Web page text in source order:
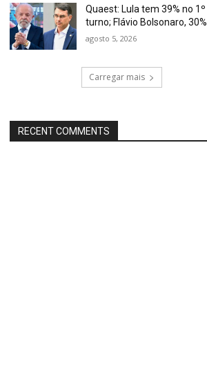
Quaest: Lula tem 39% no 1º
turno; Flávio Bolsonaro, 30%
agosto 5, 2026
Carregar mais
RECENT COMMENTS